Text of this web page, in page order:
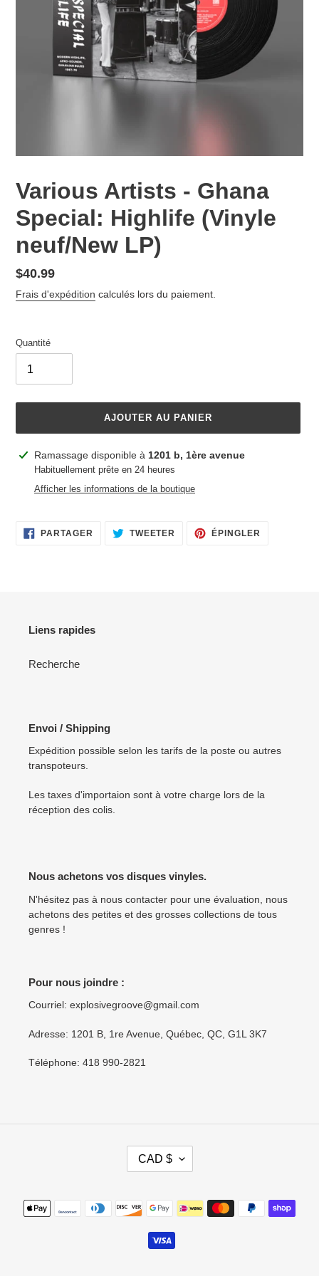
Various Artists - Ghana
Special: Highlife (Vinyle
neuf/New LP)
Prix
normal
$40.99
Frais d'expédition calculés lors du paiement.
Quantité
AJOUTER AU PANIER
Ajout
produit
panier
Ramassage disponible à 1201 b, 1ère avenue
Habituellement prête en 24 heures
Afficher les informations de la boutique
PARTAGER PARTAGER
SUR
TWEETER TWEETER
SUR
ÉPINGLER
Liens rapides
Recherche
Envoi / Shipping
Expédition possible selon les tarifs de la poste ou autres
transpoteurs.
Les taxes d'importaion sont à votre charge lors de la
réception des colis.
Nous achetons vos disques vinyles.
N'hésitez pas à nous contacter pour une évaluation, nous
achetons des petites et des grosses collections de tous
genres !
Pour nous joindre :
Courriel: explosivegroove@gmail.com
Adresse: 1201 B, 1re Avenue, Québec, QC, G1L 3K7
Téléphone: 418 990-2821
S
CAD $
Moyens
de
paiement